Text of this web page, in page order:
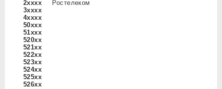
2xxxx
3xxxx
4xxxx
50xxx
51xxx
520xx
521xx
522xx
523xx
524xx
525xx
526xx
Ростелеком